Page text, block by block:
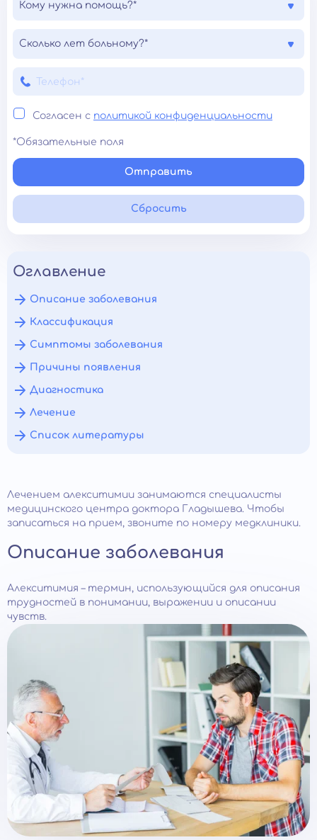
Кому нужна помощь?*
Сколько лет больному?*
Согласен с политикой конфиденциальности
*Обязательные поля
Отправить
Сбросить
Оглавление
Описание заболевания
Классификация
Симптомы заболевания
Причины появления
Диагностика
Лечение
Список литературы
Лечением алекситимии занимаются специалисты
медицинского центра доктора Гладышева. Чтобы
записаться на прием, звоните по номеру медклиники.
Описание заболевания
Алекситимия – термин, использующийся для описания
трудностей в понимании, выражении и описании
чувств.